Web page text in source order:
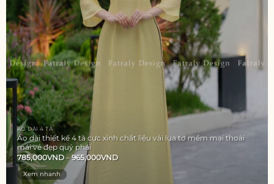
ÁO DÀI 4 TÀ
Áo dài thiết kế 4 tà cực xinh chất liệu vải lụa tơ mềm mại thoải
mái vẻ đẹp quý phái
785,000VND –965,000VND
Xem nhanh